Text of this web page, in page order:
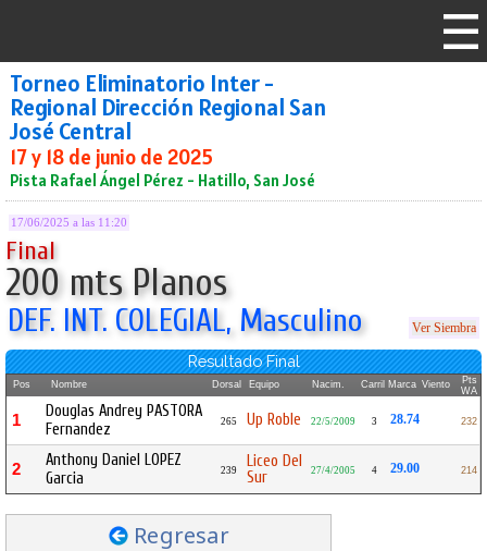
Torneo Eliminatorio Inter -
Regional Dirección Regional San
José Central
17 y 18 de junio de 2025
Pista Rafael Ángel Pérez - Hatillo, San José
17/06/2025 a las 11:20
Final
200 mts Planos
DEF. INT. COLEGIAL, Masculino Ver Siembra
Resultado Final
Pos Nombre Dorsal Equipo Nacim. Carril Marca Viento
Pts
WA
1
Douglas Andrey PASTORA
Fernandez
265 Up Roble 22/5/2009 3 28.74 232
2
Anthony Daniel LOPEZ
Garcia
239
Liceo Del
Sur
27/4/2005 4 29.00 214
Regresar